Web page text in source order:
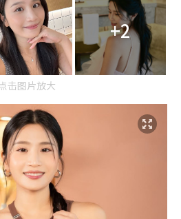
+2
击图片放大